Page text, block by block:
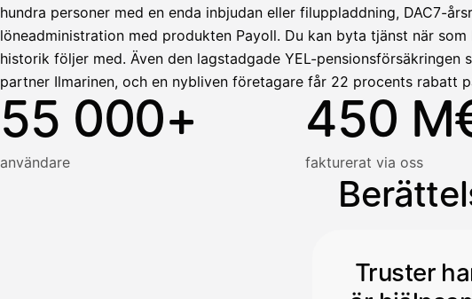
hundra personer med en enda inbjudan eller filuppladdning, DAC7-
löneadministration med produkten Payoll. Du kan byta tjänst när
historik följer med. Även den lagstadgade YEL-
partner Ilmarinen, och en nybliven företagare får 22 procents rabatt
55 000+
användare
450
fakturerat via oss
Truster